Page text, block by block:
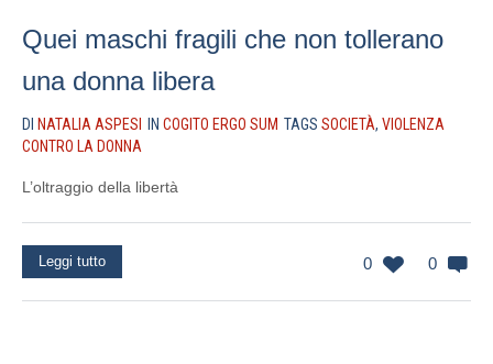
Quei maschi fragili che non tollerano
una donna libera
DI NATALIA ASPESI IN COGITO ERGO SUM TAGS SOCIETÀ, VIOLENZA
CONTRO LA DONNA
L’oltraggio della libertà
0 0
Leggi tutto